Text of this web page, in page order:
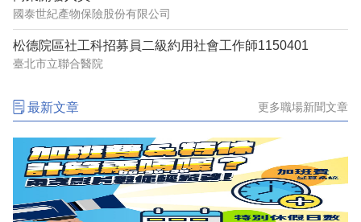
國泰世紀產物保險股份有限公司
松德院區社工科招募員二級約用社會工作師1150401
臺北市立聯合醫院
最新文章 更多職場新聞文章